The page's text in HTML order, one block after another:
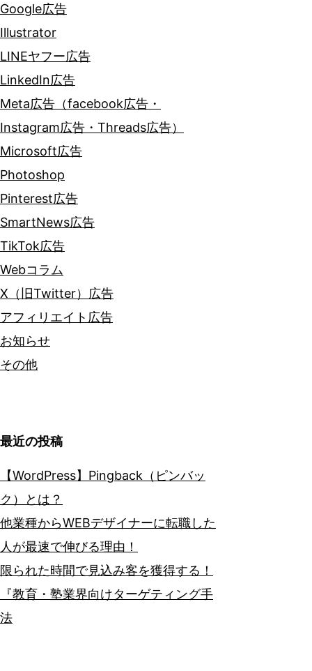
Google広告
Illustrator
LINEヤフー広告
LinkedIn広告
Meta広告（facebook広告・
Instagram広告・Threads広告）
Microsoft広告
Photoshop
Pinterest広告
SmartNews広告
TikTok広告
Webコラム
X（旧Twitter）広告
アフィリエイト広告
お知らせ
その他
最近の投稿
【WordPress】Pingback（ピンバッ
ク）とは？
他業種からWEBデザイナーに転職した
人が最速で伸びる理由！
限られた時間で見込み客を獲得する！
『教育・塾業界向けターゲティング手
法